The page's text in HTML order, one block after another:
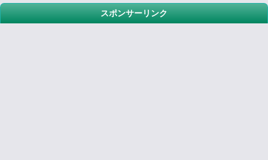
スポンサーリンク